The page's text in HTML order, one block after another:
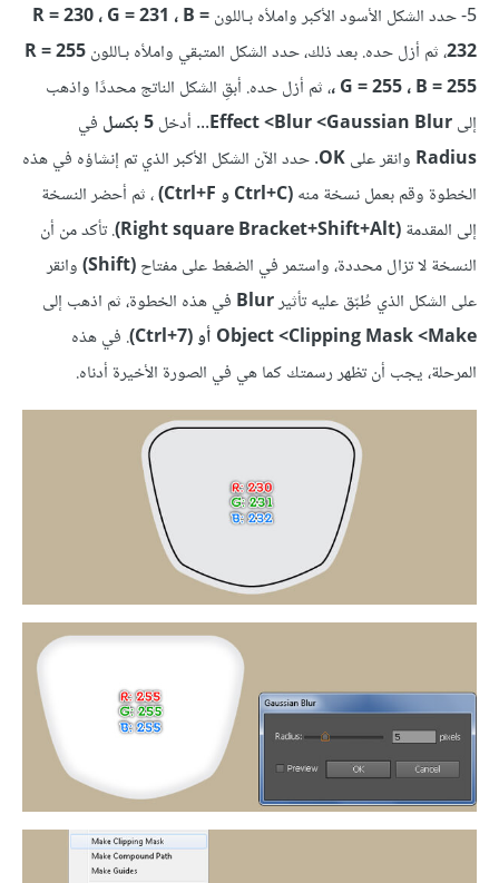
5- حدد الشكل الأسود الأكبر واملأه بـاللون
R = 230 ، G = 231 ، B =
232، ثم أزل حده. بعد ذلك، حدد الشكل المتبقي واملأه بـاللونR = 255
، G = 255 ، B = 255، ثم أزل حده. أبقِ الشكل الناتج محددًا واذهب
إلىGaussian Blur> ‏Blur> ‏Effect ... أدخل5 بكسل
في
Radius وانقر علىOK. حدد الآن الشكل الأكبر الذي تم إنشاؤه في هذه
الخطوة وقم بعمل نسخة منه(Ctrl+C و Ctrl+F)
، ثم أحضر النسخة
إلى المقدمة(Right square Bracket+Shift+Alt)
. تأكد من أن
النسخة لا تزال محددة، واستمر في الضغط على مفتاح(Shift)
وانقر
على الشكل الذي طُبّق عليه تأثيرBlur في هذه الخطوة، ثم اذهب إلى
Make> ‏Clipping Mask> ‏Object أو (7+Ctrl)
. في هذه
المرحلة، يجب أن تظهر رسمتك كما هي في الصورة الأخيرة أدناه.